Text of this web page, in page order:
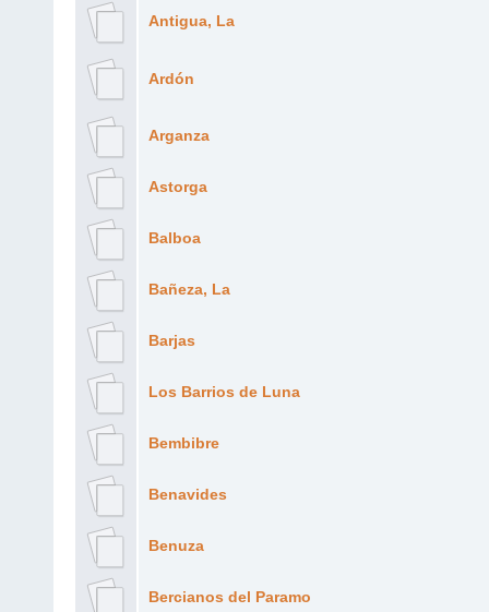
Antigua, La
Ardón
Arganza
Astorga
Balboa
Bañeza, La
Barjas
Los Barrios de Luna
Bembibre
Benavides
Benuza
Bercianos del Paramo